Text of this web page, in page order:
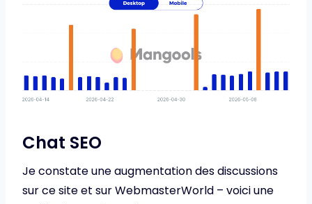
Chat SEO
Je constate une augmentation des discussions
sur ce site et sur WebmasterWorld – voici une